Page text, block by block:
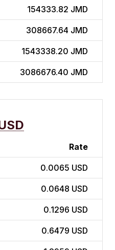
154333.82 JMD
308667.64 JMD
1543338.20 JMD
3086676.40 JMD
Rate
0.0065 USD
0.0648 USD
0.1296 USD
0.6479 USD